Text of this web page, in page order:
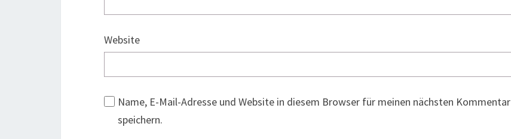
Website
Name, E-Mail-Adresse und Website in diesem Browser für meinen nächsten Kommentar
speichern.